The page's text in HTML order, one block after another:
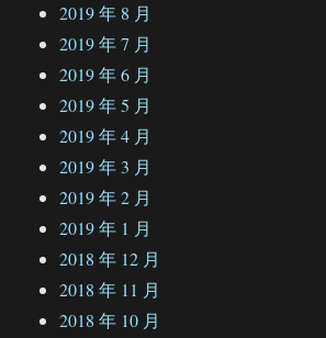
2019 年 8 月
2019 年 7 月
2019 年 6 月
2019 年 5 月
2019 年 4 月
2019 年 3 月
2019 年 2 月
2019 年 1 月
2018 年 12 月
2018 年 11 月
2018 年 10 月